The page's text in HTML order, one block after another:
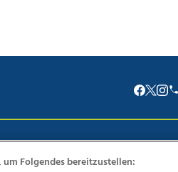
Folgendes bereitzustellen: